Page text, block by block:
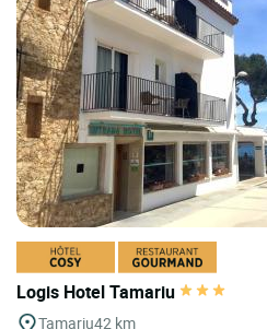
Logis Hotel Tamariu
Tamariu42 km